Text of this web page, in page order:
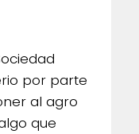
por parte
al agro
que